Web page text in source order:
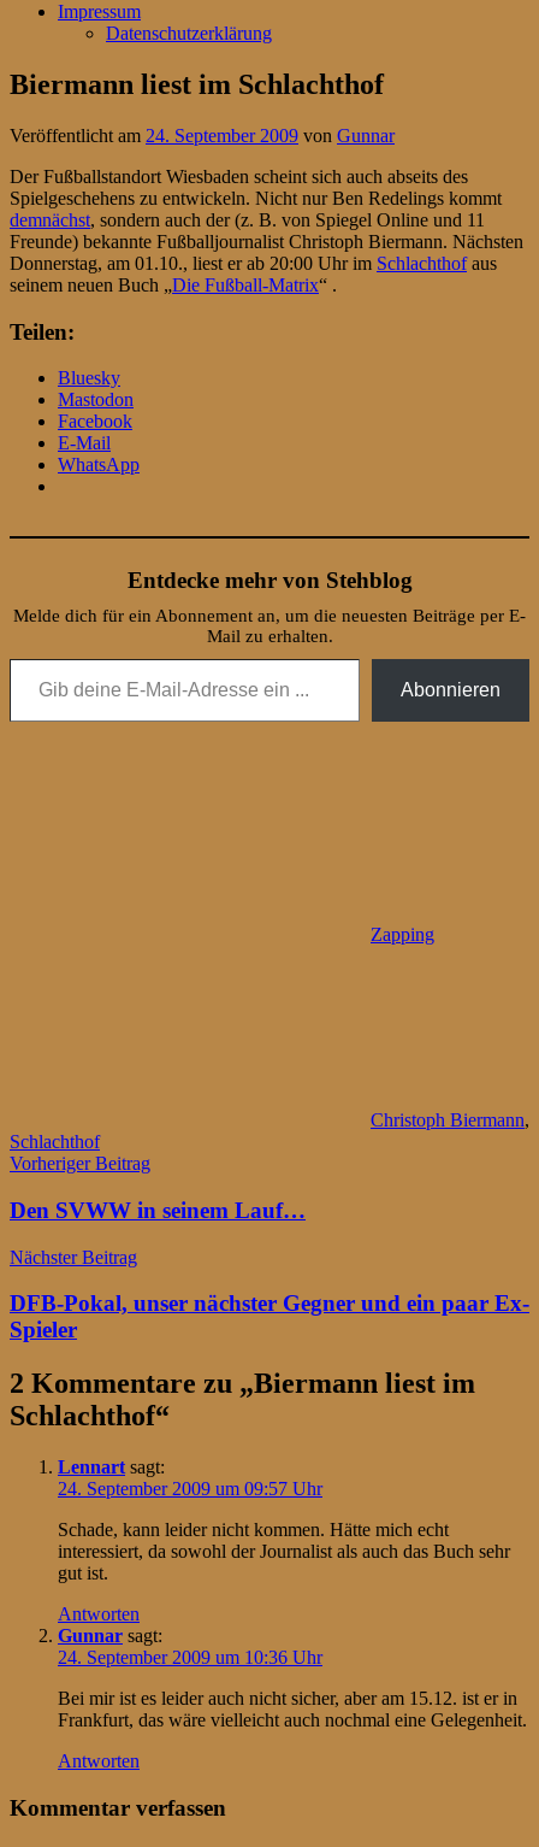
Impressum
Datenschutzerklärung
Biermann liest im Schlachthof
Veröffentlicht am 24. September 2009 von Gunnar
Der Fußballstandort Wiesbaden scheint sich auch abseits des
Spielgeschehens zu entwickeln. Nicht nur Ben Redelings kommt
demnächst, sondern auch der (z. B. von Spiegel Online und 11
Freunde) bekannte Fußballjournalist Christoph Biermann. Nächsten
Donnerstag, am 01.10., liest er ab 20:00 Uhr im Schlachthofaus
seinem neuen Buch „Die Fußball-Matrix“ .
Teilen:
Bluesky
Mastodon
Facebook
E-Mail
WhatsApp
Entdecke mehr von Stehblog
Melde dich für ein Abonnement an, um die neuesten Beiträge per E-
Mail zu erhalten.
Gib deine E-Mail-Adresse ein ...
Abonnieren
Zapping
Christoph Biermann,
Schlachthof
Beitragsnavigation
Vorheriger Beitrag
Den SVWW in seinem Lauf…
Nächster Beitrag
DFB-Pokal, unser nächster Gegner und ein paar Ex-
Spieler
2 Kommentare zu „Biermann liest im
Schlachthof“
Lennart sagt:
24. September 2009 um 09:57 Uhr
Schade, kann leider nicht kommen. Hätte mich echt
interessiert, da sowohl der Journalist als auch das Buch sehr
gut ist.
Antworten
Gunnar sagt:
24. September 2009 um 10:36 Uhr
Bei mir ist es leider auch nicht sicher, aber am 15.12. ist er in
Frankfurt, das wäre vielleicht auch nochmal eine Gelegenheit.
Antworten
Kommentar verfassen